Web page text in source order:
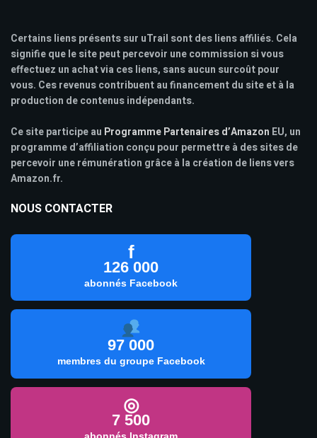
Certains liens présents sur uTrail sont des liens affiliés. Cela
signifie que le site peut percevoir une commission si vous
effectuez un achat via ces liens, sans aucun surcoût pour
vous. Ces revenus contribuent au financement du site et à la
production de contenus indépendants.
Ce site participe au Programme Partenaires d’Amazon EU, un
programme d’affiliation conçu pour permettre à des sites de
percevoir une rémunération grâce à la création de liens vers
Amazon.fr.
NOUS CONTACTER
f
126 000
abonnés Facebook
97 000
membres du groupe Facebook
◎
7 500
abonnés Instagram